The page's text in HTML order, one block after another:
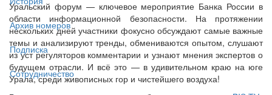
Архив номеров
Подписка
Сотрудничество
Уральский форум — ключевое мероприятие Банка России в
области информационной безопасности. На протяжении
нескольких дней участники фокусно обсуждают самые важные
темы и анализируют тренды, обмениваются опытом, слушают
из уст регуляторов комментарии и узнают мнения экспертов о
будущем отрасли. И всё это — в удивительном краю на юге
Урала, среди живописных гор и чистейшего воздуха!